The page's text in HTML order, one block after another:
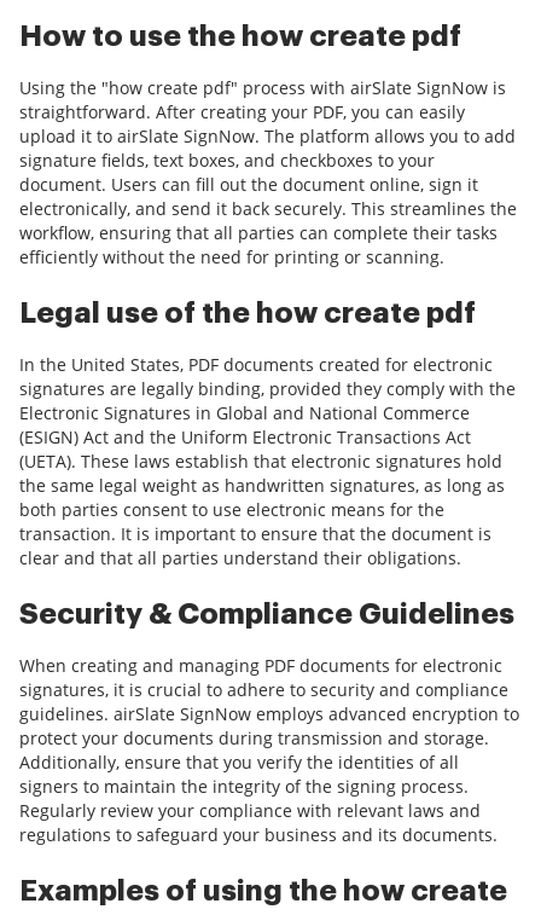
How to use the how create pdf
Using the "how create pdf" process with airSlate SignNow is
straightforward. After creating your PDF, you can easily
upload it to airSlate SignNow. The platform allows you to add
signature fields, text boxes, and checkboxes to your
document. Users can fill out the document online, sign it
electronically, and send it back securely. This streamlines the
workflow, ensuring that all parties can complete their tasks
efficiently without the need for printing or scanning.
Legal use of the how create pdf
In the United States, PDF documents created for electronic
signatures are legally binding, provided they comply with the
Electronic Signatures in Global and National Commerce
(ESIGN) Act and the Uniform Electronic Transactions Act
(UETA). These laws establish that electronic signatures hold
the same legal weight as handwritten signatures, as long as
both parties consent to use electronic means for the
transaction. It is important to ensure that the document is
clear and that all parties understand their obligations.
Security & Compliance Guidelines
When creating and managing PDF documents for electronic
signatures, it is crucial to adhere to security and compliance
guidelines. airSlate SignNow employs advanced encryption to
protect your documents during transmission and storage.
Additionally, ensure that you verify the identities of all
signers to maintain the integrity of the signing process.
Regularly review your compliance with relevant laws and
regulations to safeguard your business and its documents.
Examples of using the how create